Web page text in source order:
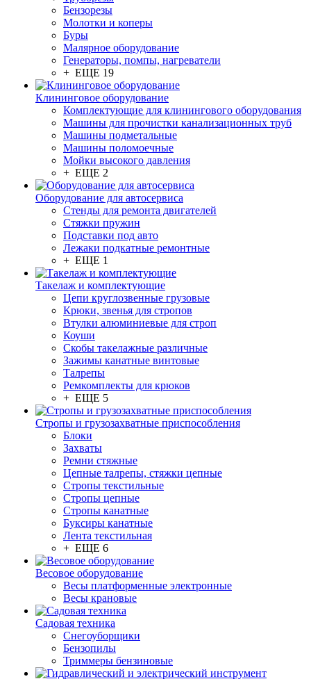
Бензорезы
Молотки и коперы
Буры
Малярное оборудование
Генераторы, помпы, нагреватели
+ ЕЩЕ 19
Клининговое оборудование
Комплектующие для клинингового оборудования
Машины для прочистки канализационных труб
Машины подметальные
Машины поломоечные
Мойки высокого давления
+ ЕЩЕ 2
Оборудование для автосервиса
Стенды для ремонта двигателей
Стяжки пружин
Подставки под авто
Лежаки подкатные ремонтные
+ ЕЩЕ 1
Такелаж и комплектующие
Цепи круглозвенные грузовые
Крюки, звенья для стропов
Втулки алюминиевые для строп
Коуши
Скобы такелажные различные
Зажимы канатные винтовые
Талрепы
Ремкомплекты для крюков
+ ЕЩЕ 5
Стропы и грузозахватные приспособления
Блоки
Захваты
Ремни стяжные
Цепные талрепы, стяжки цепные
Стропы текстильные
Стропы цепные
Стропы канатные
Буксиры канатные
Лента текстильная
+ ЕЩЕ 6
Весовое оборудование
Весы платформенные электронные
Весы крановые
Садовая техника
Снегоуборщики
Бензопилы
Триммеры бензиновые